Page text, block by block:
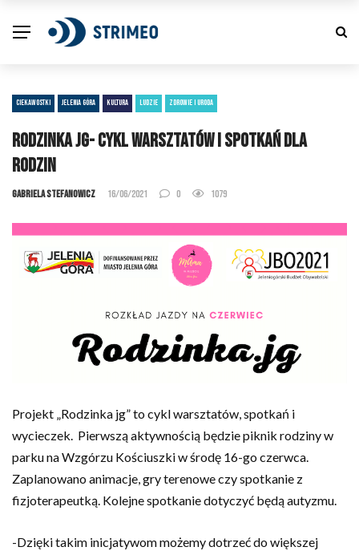
CIEKAWOSTKI JELENIA GÓRA KULTURA LUDZIE ZDROWIE I URODA
Rodzinka jg- cykl warsztatów i spotkań dla
rodzin
Gabriela Stefanowicz 16/06/2021 0 1079
Projekt „Rodzinka jg” to cykl warsztatów, spotkań i
wycieczek. Pierwszą aktywnością będzie piknik rodziny w
parku na Wzgórzu Kościuszki w środę 16-go czerwca.
Zaplanowano animacje, gry terenowe czy spotkanie z
fizjoterapeutką. Kolejne spotkanie dotyczyć będą autyzmu.
-Dzięki takim inicjatywom możemy dotrzeć do większej